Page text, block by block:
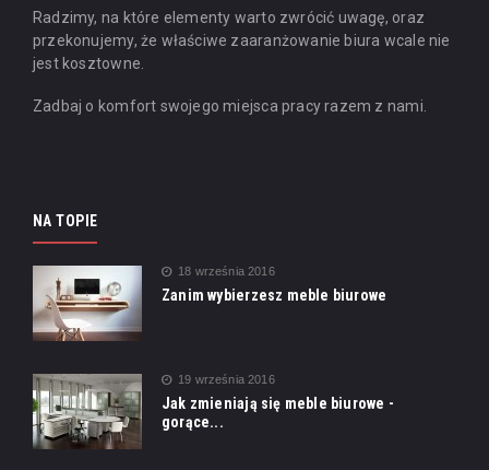
Radzimy, na które elementy warto zwrócić uwagę, oraz
przekonujemy, że właściwe zaaranżowanie biura wcale nie
jest kosztowne.
Zadbaj o komfort swojego miejsca pracy razem z nami.
NA TOPIE
18 września 2016
Zanim wybierzesz meble biurowe
19 września 2016
Jak zmieniają się meble biurowe -
gorące...